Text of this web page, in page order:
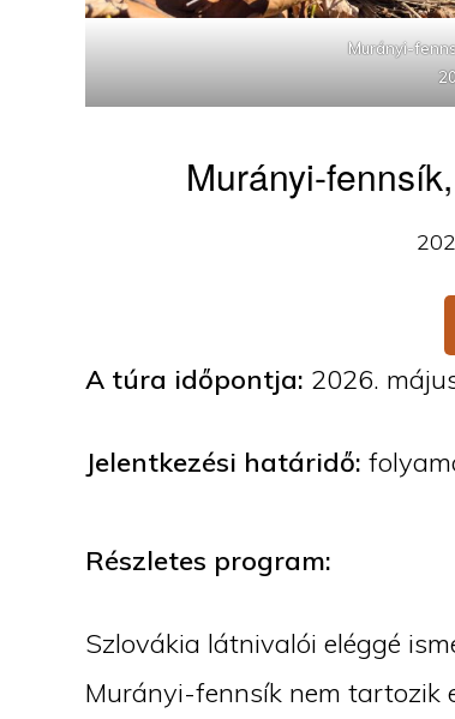
Murányi-
Murányi-
A túra időpontja: 2026.
Jelentkezési határidő:
Részletes program:
Szlovákia látnivalói eléggé
Murányi-fennsík nem tartozik